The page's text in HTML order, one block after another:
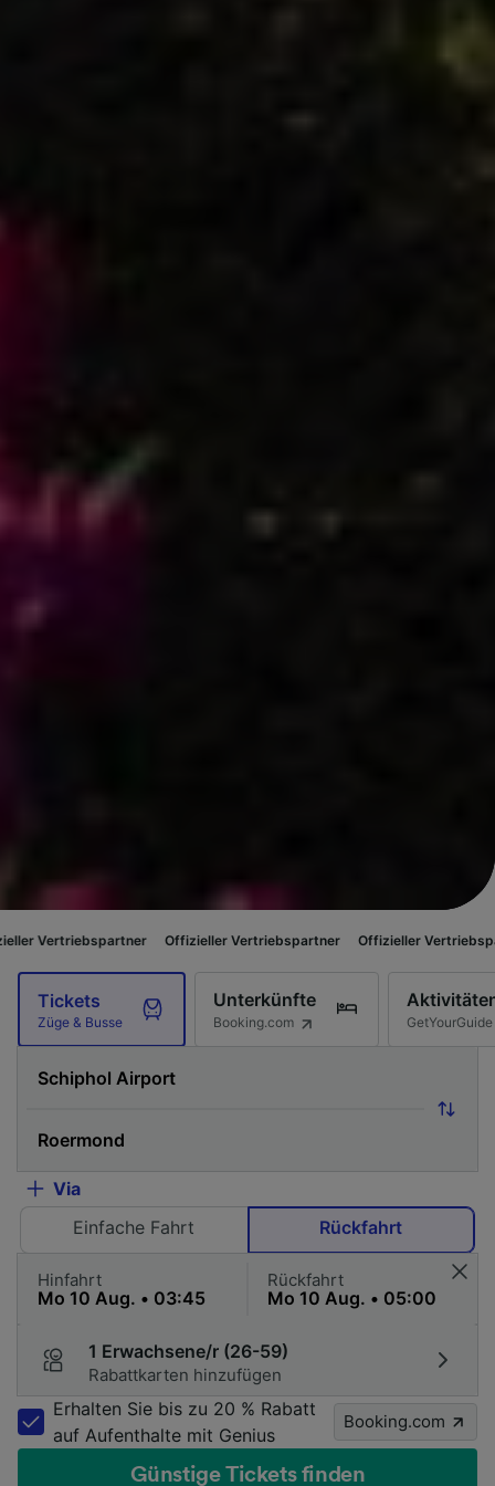
Offizieller Vertriebspartner Offizieller Vertriebspartner
Tickets
Züge & Busse
Unterkünfte
Booking.com GetYourGuide
Via
Einfache Fahrt
Rückfahrt
Hinfahrt Rückfahrt
1 Erwachsene/r (26-59)
Rabattkarten hinzufügen
Erhalten Sie bis zu 20 % Rabatt
auf Aufenthalte mit Genius
Booking.com
Günstige Tickets finden